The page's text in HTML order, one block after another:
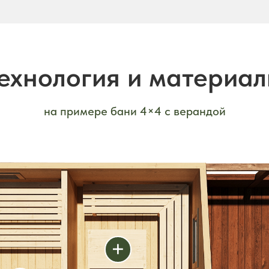
и
на примере бани 4×4 с верандой
+